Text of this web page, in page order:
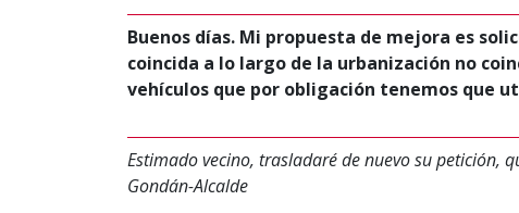
Buenos días. Mi propuesta de mejora es
coincida a lo largo de la urbanización no
vehículos que por obligación tenemos que
Estimado vecino, trasladaré de nuevo su petición,
Gondán-Alcalde